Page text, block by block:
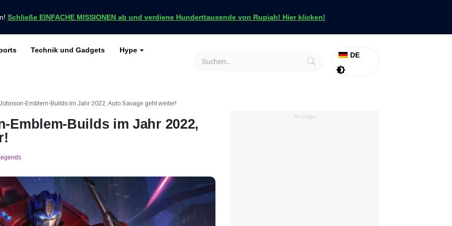
Schließe EINFACHE MISSIONEN ab und verdiene Hunderttausende von Rupiah! Hier klicken!
nur bei VCGamers
Technik und Gadgets Hype
DE
Emblem-Builds im Jahr 2022, Auto Savage geht weiter!
Emblem-Builds im Jahr 2022,
Anzeige